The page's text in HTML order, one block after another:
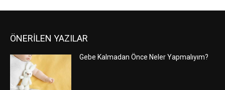
ÖNERİLEN YAZILAR
Gebe Kalmadan Önce Neler Yapmalıyım?